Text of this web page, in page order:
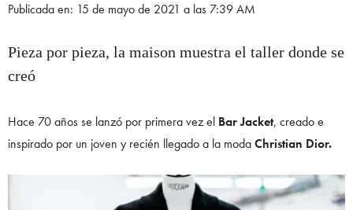
Publicada en: 15 de mayo de 2021 a las 7:39 AM
Pieza por pieza, la maison muestra el taller donde se
creó
Hace 70 años se lanzó por primera vez el Bar Jacket, creado e
inspirado por un joven y recién llegado a la modaChristian Dior.